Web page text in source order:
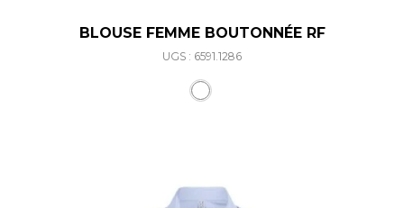
BLOUSE FEMME BOUTONNÉE RF
UGS : 6591.1286